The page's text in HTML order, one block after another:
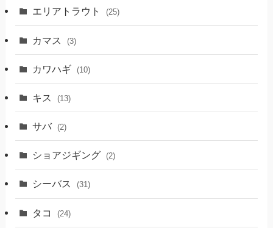
エリアトラウト (25)
カマス (3)
カワハギ (10)
キス (13)
サバ (2)
ショアジギング (2)
シーバス (31)
タコ (24)